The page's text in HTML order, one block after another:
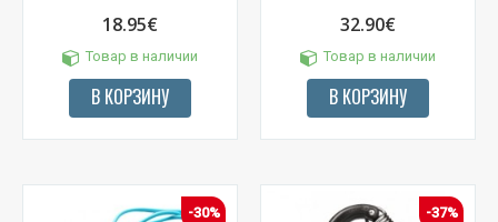
18.95€
Товар в наличии
В КОРЗИНУ
32.90€
Товар в наличии
В КОРЗИНУ
-30% -37%